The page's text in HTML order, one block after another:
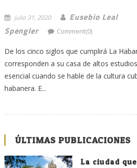
julio 31, 2020
Eusebio Leal
Spengler
Comment(0)
De los cinco siglos que cumplirá La
corresponden a su casa de altos
esencial cuando se hable de la cultura
habanera. E...
ÚLTIMAS PUBLICACIONES
La ciudad